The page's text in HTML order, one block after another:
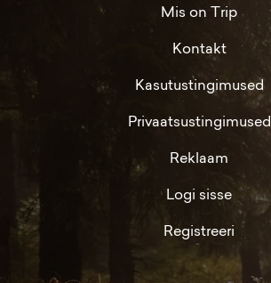
Mis on Trip
Kontakt
Kasutustingimused
Privaatsustingimused
Reklaam
Logi sisse
Registreeri